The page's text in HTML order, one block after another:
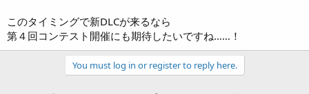
このタイミングで新DLCが来るなら
第４回コンテスト開催にも期待したいですね……！
You must log in or register to reply here.